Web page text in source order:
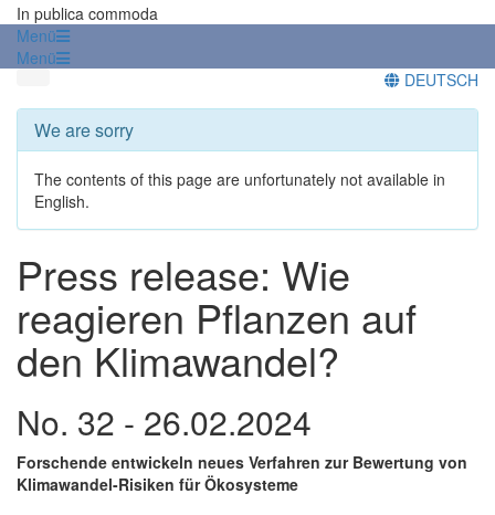
In publica commoda
Menü
Menü
DEUTSCH
We are sorry
The contents of this page are unfortunately not available in
English.
Press release: Wie
reagieren Pflanzen auf
den Klimawandel?
No. 32 - 26.02.2024
Forschende entwickeln neues Verfahren zur Bewertung von
Klimawandel-Risiken für Ökosysteme